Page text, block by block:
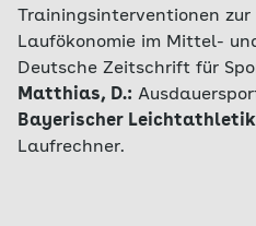
Trainingsinterventionen
Laufökonomie im Mittel-
Deutsche Zeitschrift für
Matthias, D.:
Bayerischer Leichtathletik
Laufrechner.